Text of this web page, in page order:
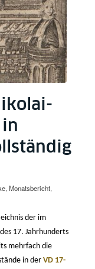
, Monatsbericht,
der im
17. Jahrhunderts
mehrfach die
in der VD 17-